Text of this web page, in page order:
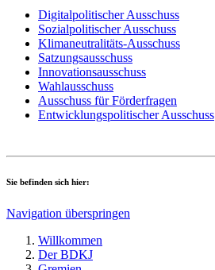
Digitalpolitischer Ausschuss
Sozialpolitischer Ausschuss
Klimaneutralitäts-Ausschuss
Satzungsausschuss
Innovationsausschuss
Wahlausschuss
Ausschuss für Förderfragen
Entwicklungspolitischer Ausschuss
Sie befinden sich hier:
Navigation überspringen
Willkommen
Der BDKJ